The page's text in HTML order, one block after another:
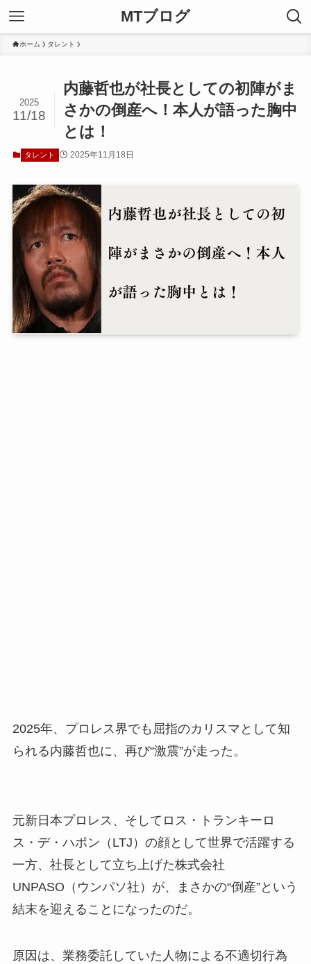
MTブログ
ホーム タレント
内藤哲也が社長としての初陣がま
さかの倒産へ！本人が語った胸中
とは！
2025
11/18
タレント 2025年11月18日
2025年、プロレス界でも屈指のカリスマとして知
られる内藤哲也に、再び“激震”が走った。
元新日本プロレス、そしてロス・トランキーロ
ス・デ・ハポン（LTJ）の顔として世界で活躍する
一方、社長として立ち上げた株式会社
UNPASO（ウンパソ社）が、まさかの“倒産”という
結末を迎えることになったのだ。
原因は、業務委託していた人物による不適切行為